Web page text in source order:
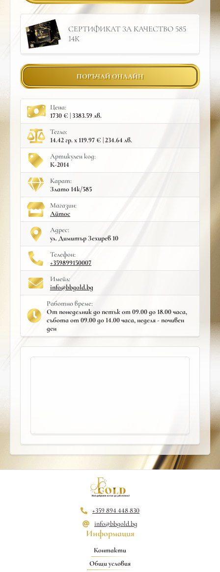
СЕРТИФИКАТ ЗА КАЧЕСТВО 585
14К
ПОРЪЧАЙ ОНЛАЙН
Цена:
1730 € | 3383.59 лв.
Тегло:
14.42 гр. x 119.97 € | 234.64 лв.
Артикулен код:
К-2014
Карат:
Злато 14к/585
Mагазин:
Айтос
Адрес:
ул. Димитър Зехирев 10
Телефон:
+359899150007
Имейл:
info@bbgold.bg
Работно време:
От понеделник до петък от 09.00 до 18.00 часа,
събота от 09.00 до 14.00 часа, неделя - почивен
ден
+359 894 448 830
info@bbgold.bg
Информация
Контакти
Общи условия